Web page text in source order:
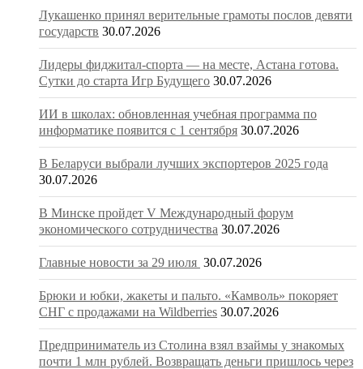
Лукашенко принял верительные грамоты послов девяти
государств 30.07.2026
Лидеры фиджитал-спорта — на месте, Астана готова.
Сутки до старта Игр Будущего 30.07.2026
ИИ в школах: обновленная учебная программа по
информатике появится с 1 сентября 30.07.2026
В Беларуси выбрали лучших экспортеров 2025 года
30.07.2026
В Минске пройдет V Международный форум
экономического сотрудничества 30.07.2026
Главные новости за 29 июля 30.07.2026
Брюки и юбки, жакеты и пальто. «Камволь» покоряет
СНГ с продажами на Wildberries 30.07.2026
Предприниматель из Столина взял взаймы у знакомых
почти 1 млн рублей. Возвращать деньги пришлось через